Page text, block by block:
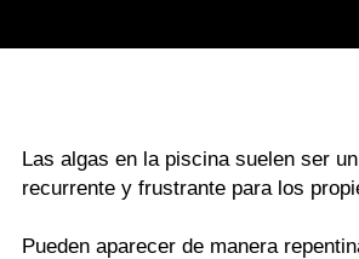
Las algas en la piscina suelen ser
recurrente y frustrante para los
Pueden aparecer de manera